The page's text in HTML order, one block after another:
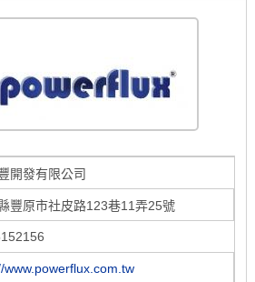
開發有限公司
豐原市社皮路123巷11弄25號
www.powerflux.com.tw